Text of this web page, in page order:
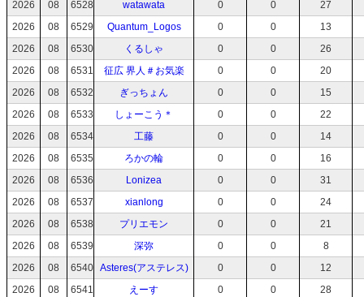
2026
08 6528 watawata 0 0
27
2026
08 6529 Quantum_Logos 0 0
13
2026
08 6530 くるしゃ 0 0
26
2026
08 6531 征広 界人＃お気楽 0 0
20
2026
08 6532 ぎっちょん 0 0
15
2026
08 6533 しょーこう＊ 0 0
22
2026
08 6534 工藤 0 0
14
2026
08 6535 ろかの輪 0 0
16
2026
08 6536 Lonizea 0 0
31
2026
08 6537 xianlong 0 0
24
2026
08 6538 プリエモン 0 0
21
2026
08 6539 深弥 0 0
8
2026
08 6540 Asteres(アステレス) 0 0
12
2026
08 6541 えーす 0 0
28